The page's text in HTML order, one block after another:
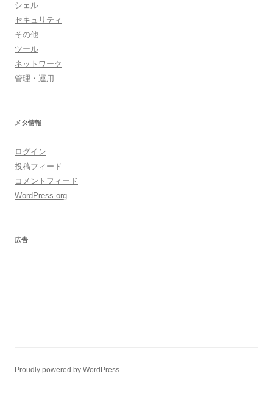
シェル
セキュリティ
その他
ツール
ネットワーク
管理・運用
メタ情報
ログイン
投稿フィード
コメントフィード
WordPress.org
広告
Proudly powered by WordPress